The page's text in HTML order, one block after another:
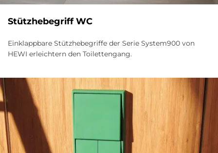
Stütz­he­be­griff WC
Einklappbare Stützhebegriffe der Serie System900 von
HEWI erleichtern den Toilettengang.